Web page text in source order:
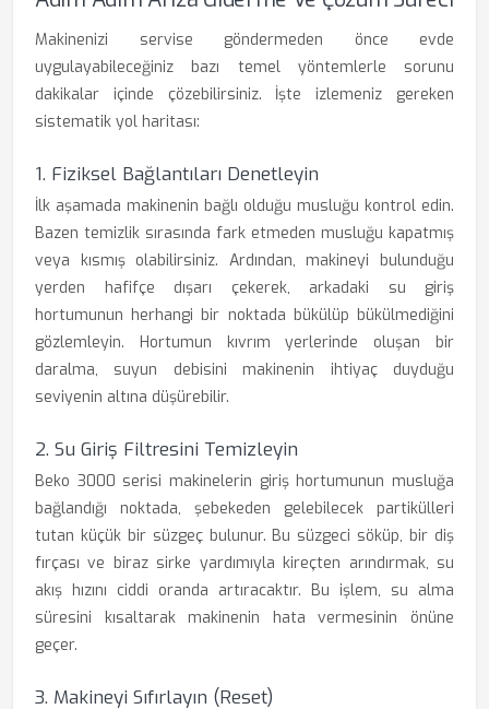
Makinenizi servise göndermeden önce evde
uygulayabileceğiniz bazı temel yöntemlerle sorunu
dakikalar içinde çözebilirsiniz. İşte izlemeniz gereken
sistematik yol haritası:
1. Fiziksel Bağlantıları Denetleyin
İlk aşamada makinenin bağlı olduğu musluğu kontrol edin.
Bazen temizlik sırasında fark etmeden musluğu kapatmış
veya kısmış olabilirsiniz. Ardından, makineyi bulunduğu
yerden hafifçe dışarı çekerek, arkadaki su giriş
hortumunun herhangi bir noktada bükülüp bükülmediğini
gözlemleyin. Hortumun kıvrım yerlerinde oluşan bir
daralma, suyun debisini makinenin ihtiyaç duyduğu
seviyenin altına düşürebilir.
2. Su Giriş Filtresini Temizleyin
Beko 3000 serisi makinelerin giriş hortumunun musluğa
bağlandığı noktada, şebekeden gelebilecek partikülleri
tutan küçük bir süzgeç bulunur. Bu süzgeci söküp, bir diş
fırçası ve biraz sirke yardımıyla kireçten arındırmak, su
akış hızını ciddi oranda artıracaktır. Bu işlem, su alma
süresini kısaltarak makinenin hata vermesinin önüne
geçer.
3. Makineyi Sıfırlayın (Reset)